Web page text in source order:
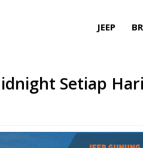
JEEP
Setiap